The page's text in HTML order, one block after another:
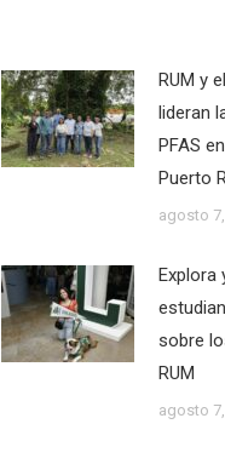
RUM y
lideran
PFAS
Puerto
agosto
Explora
sobre
RUM
agosto